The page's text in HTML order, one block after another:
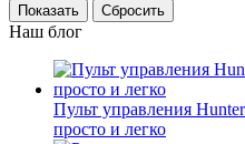
Сбросить
Наш блог
Пульт управления
просто и легко